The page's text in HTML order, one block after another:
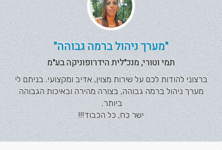
"מערך ניהול ברמה גבוהה"
תמי וטורי, מנכ"לית הידרופוניקה בע"מ
ברצוני להודות לכם על שירות מצוין, אדיב ומקצועי. בניתם לי
מערך ניהול ברמה גבוהה, בצורה מהירה ובאיכות הגבוהה
ביותר.
ישר כח, כל הכבוד!!!